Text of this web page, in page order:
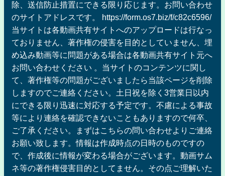
除、送信防止措置にできる限り応じます。お問い合わせ
のサイトアドレスです。 https://form.os7.biz/f/c82c6596/
当サイトは各動画共有サイトへのアップロードは行なっ
ておりません、著作権の侵害を目的としていません、埋
め込み動画等に問題がある場合は各動画共有サイト元へ
お問い合わせください 。当サイトのコンテンツに関し
て、著作権等の問題がございましたら当該ページを削除
しますのでご連絡ください。土日祝を除く3営業日以内
にできる限り迅速に対応する予定です。不慮による事故
等により連絡を確認できないこともありますので何卒、
ご了承ください。まずはこちらの問い合わせよりご連絡
お願い致します。情報は作成時点の日時のものですの
で、作成後に情報が変わる場合がございます。動画サム
ネ等の著作権侵害目的としてません。その点ご理解いた